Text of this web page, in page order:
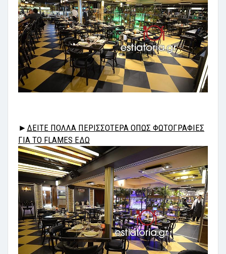
► ΔΕΙΤΕ ΠΟΛΛΑ ΠΕΡΙΣΣΟΤΕΡΑ ΟΠΩΣ ΦΩΤΟΓΡΑΦΙΕΣ
ΓΙΑ ΤΟ FLAMES ΕΔΩ